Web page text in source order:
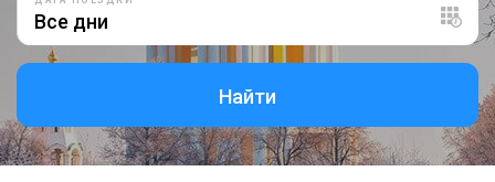
Найти